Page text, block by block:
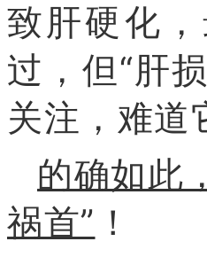
致肝硬化
过，但“肝
关注，难道
的确如此
祸首” ！